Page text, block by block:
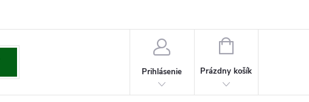
Prihlásenie
NÁKUPNÝ
Prázdny košík